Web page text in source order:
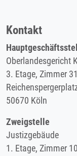
Kontakt
Oberlandesgericht
3. Etage, Zimmer
50670 Köln
Zweigstelle
Justizgebäude
1. Etage, Zimmer